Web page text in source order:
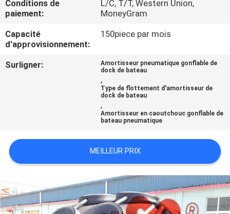
DE
QUALITÉ
CONTACTEZ-
NOUS
CAS
PLAN
DU
SITE
Conditions de
paiement:
L/C, T/T, Western Union,
MoneyGram
Capacité
d'approvisionnement:
150piece par mois
Surligner:
Amortisseur pneumatique gonflable de
dock de bateau
,
Type de flottement d'amortisseur de
dock de bateau
,
Amortisseur en caoutchouc gonflable de
bateau pneumatique
MEILLEUR PRIX